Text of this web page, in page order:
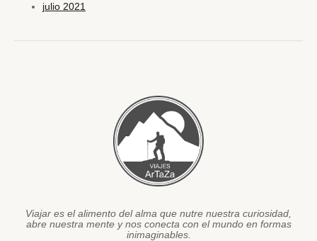
julio 2021
Viajar es el alimento del alma que nutre nuestra curiosidad,
abre nuestra mente y nos conecta con el mundo en formas
inimaginables.